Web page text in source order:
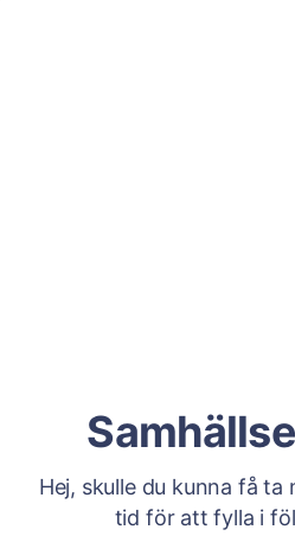
Hej, skulle du kunna få ta
tid för att fylla i